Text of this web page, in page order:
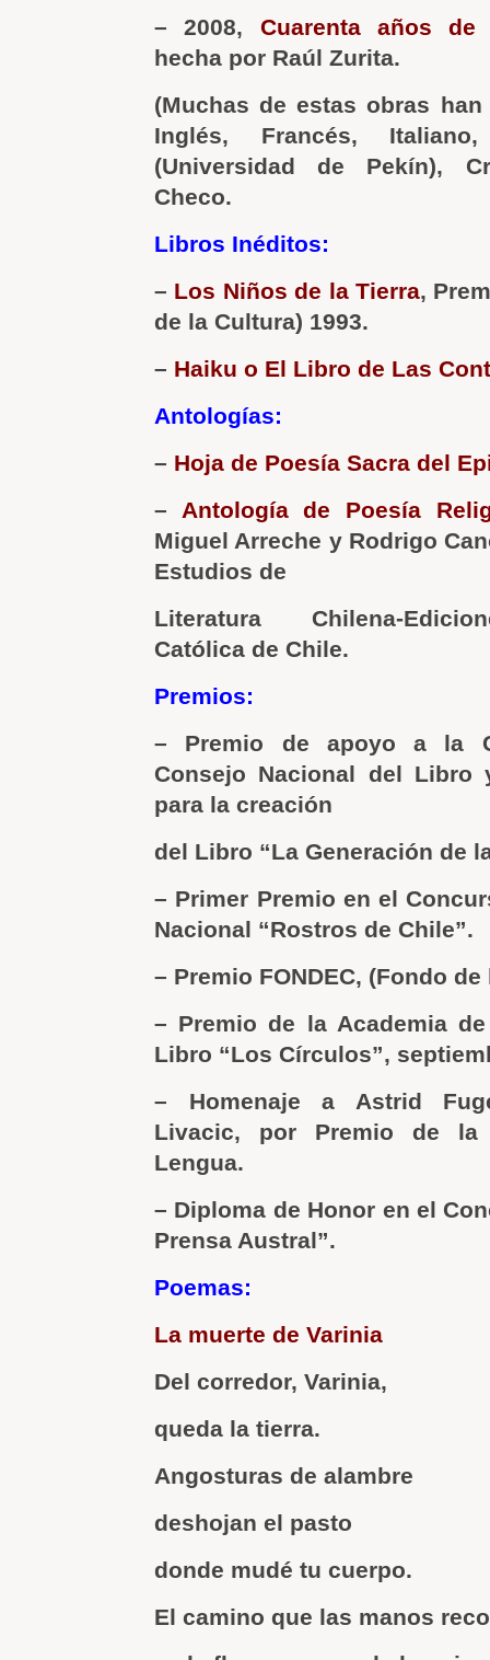
– 2008, Cuarenta años de
hecha por Raúl Zurita.
(Muchas de estas obras
Inglés, Francés,
(Universidad de Pekín),
Checo.
Libros Inéditos:
– Los Niños de la Tierra,
de la Cultura) 1993.
– Haiku o El Libro de Las
Antologías:
– Hoja de Poesía Sacra del
– Antología de Poesía
Miguel Arreche y Rodrigo
Estudios de
Literatura Chilena-
Católica de Chile.
Premios:
– Premio de apoyo a la
Consejo Nacional del Libro
para la creación
del Libro “La Generación de
– Primer Premio en el
Nacional “Rostros de Chile”.
– Premio FONDEC, (Fondo
– Premio de la Academia
Libro “Los Círculos”,
– Homenaje a Astrid
Livacic, por Premio de la
Lengua.
– Diploma de Honor en el
Prensa Austral”.
Poemas:
La muerte de Varinia
Del corredor, Varinia,
queda la tierra.
Angosturas de alambre
deshojan el pasto
donde mudé tu cuerpo.
El camino que las manos